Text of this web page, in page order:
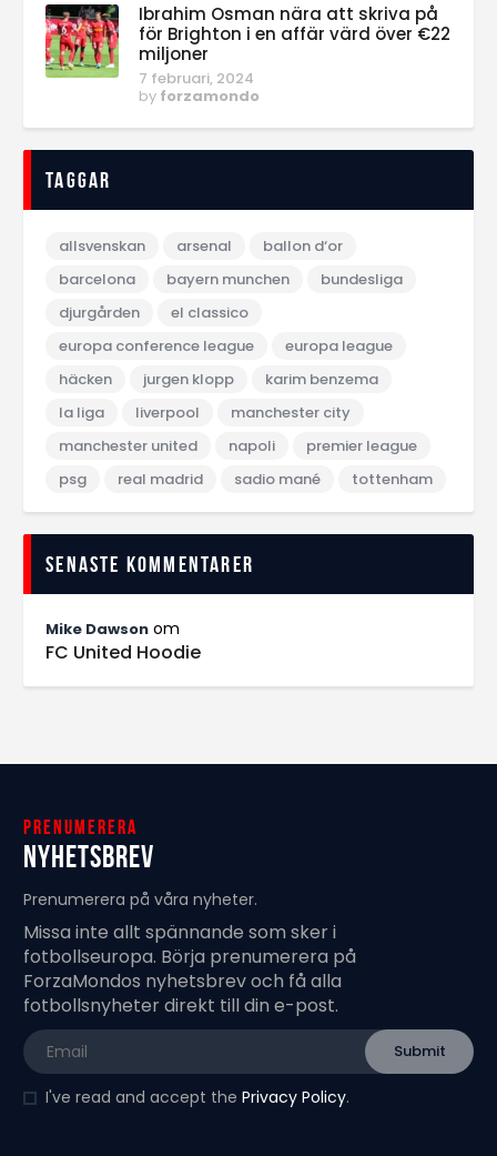
Ibrahim Osman nära att skriva på
för Brighton i en affär värd över €22
miljoner
7 februari, 2024
by forzamondo
Taggar
allsvenskan arsenal
ballon d‘or
barcelona
bayern munchen
bundesliga
djurgården
el classico
europa conference league
europa league
häcken
jurgen klopp
karim benzema
la liga
liverpool
manchester city
manchester united
napoli
premier league
psg
real madrid sadio mané tottenham
Senaste kommentarer
Mike Dawson om
FC United Hoodie
Prenumerera
Nyhetsbrev
Prenumerera på våra nyheter.
Missa inte allt spännande som sker i
fotbollseuropa. Börja prenumerera på
ForzaMondos nyhetsbrev och få alla
fotbollsnyheter direkt till din e-post.
I've read and accept the Privacy Policy.